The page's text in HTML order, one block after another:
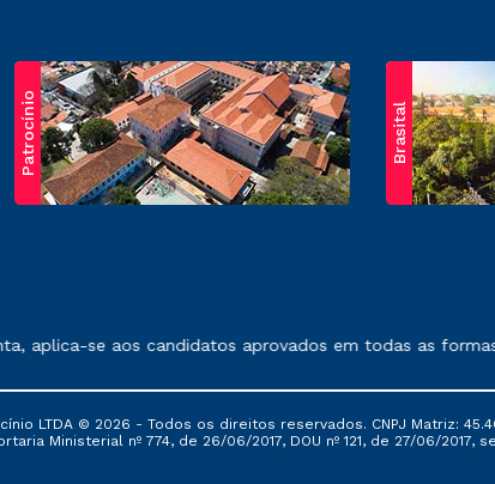
Patrocínio Brasital
no contrato de prestação de serviços.
aplica-se aos candidatos aprovados em todas as
LTDA © 2026 - Todos os direitos reservados. CNPJ Matriz:
Ministerial nº 774, de 26/06/2017, DOU nº 121, de 27/06/2017,